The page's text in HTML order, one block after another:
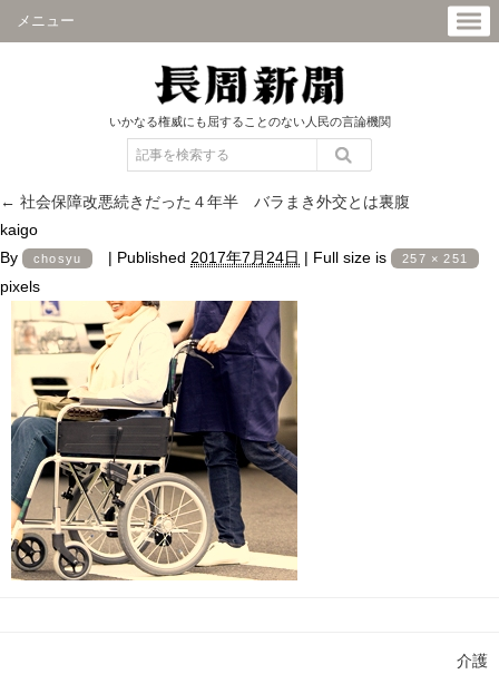
メニュー
いかなる権威にも屈することのない人民の言論機関
← 社会保障改悪続きだった４年半 バラまき外交とは裏腹
kaigo
By
chosyu | Published 2017年7月24日 | Full size is 257 × 251
pixels
介護